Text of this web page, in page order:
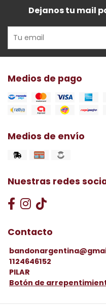
Dejanos tu mail
Medios de pago
Medios de envío
Nuestras redes
Contacto
1124646152
PILAR
Botón de